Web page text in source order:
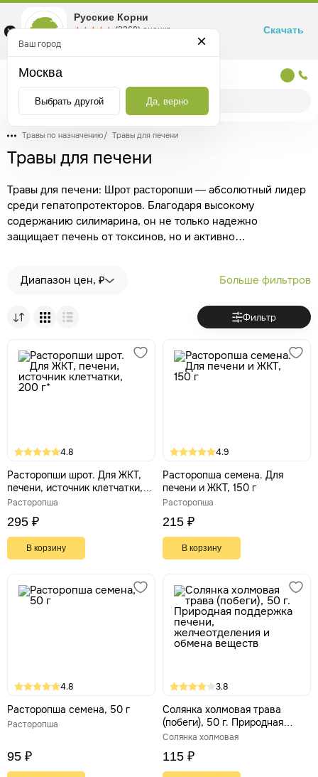
Травы по назначению/ Травы для печени
Травы для печени
Травы для печени: Шрот расторопши — абсолютный лидер
среди гепатопротекторов. Благодаря высокому
содержанию силимарина, он не только надежно
защищает печень от токсинов, но и активно
эффективно разжижает желчь, снимает спазмы
гепатобилиарной системы.
Солянка холмовая— мощный
природный восстановитель, незаменимый при жировом
гепатозе и токсических поражениях печени.
—
бережно очищает печень, снимает внутренние
воспалительные процессы и улучшает отток желчи. Эти
травы обеспечивают комплексный детокс и помогают
Диапазон цен, ₽ Больше фильтров
Фильтр
4.8
Расторопши шрот. Для ЖКТ,
печени, источник клетчатки,
200 г*
Расторопша
295 ₽
В корзину
4.9
Расторопша семена. Для
печени и ЖКТ, 150 г
Расторопша
215 ₽
В корзину
4.8
Расторопша семена, 50 г
Расторопша
95 ₽
3.8
Солянка холмовая трава
(побеги), 50 г. Природная
поддержка печени,
веществ
Солянка холмовая
115 ₽
Ваш город
Москва
Выбрать другой Да, верно
Русские Корни
☆☆☆☆☆
★★★★★ (2360) оценка
Маркетплейс товаров для здоровья
Скачать